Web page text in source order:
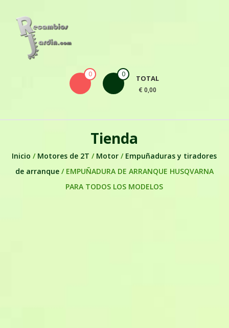
0 0 TOTAL
€ 0,00
Tienda
Inicio / Motores de 2T / Motor / Empuñaduras y tiradores
de arranque/ EMPUÑADURA DE ARRANQUE HUSQVARNA
PARA TODOS LOS MODELOS